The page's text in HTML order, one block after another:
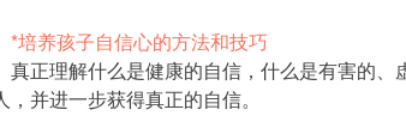
*培养孩子自信心的方法和技巧
真正理解什么是健康的自信，什么是有害的、
，并进一步获得真正的自信。